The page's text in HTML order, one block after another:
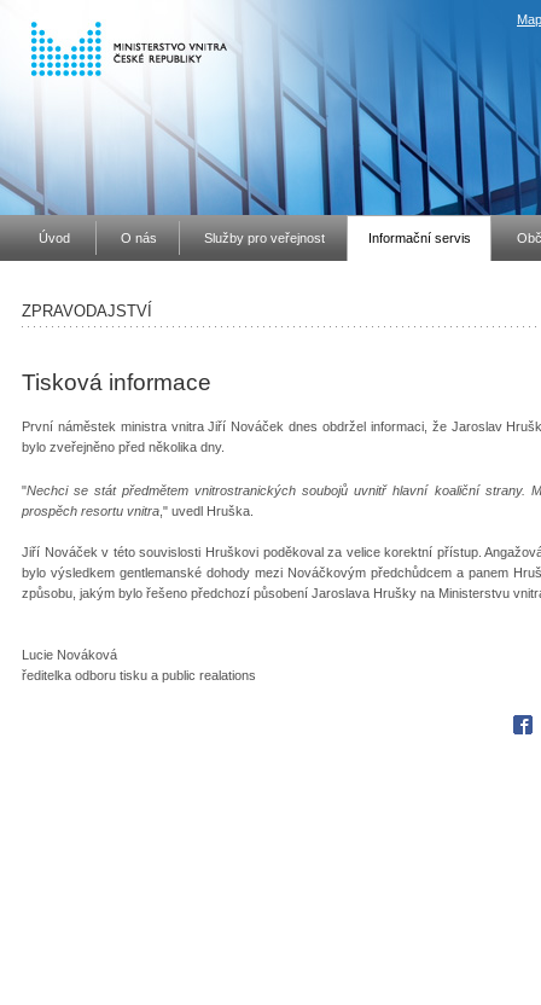
Úvod O nás Služby pro veřejnost Informační servis
ZPRAVODAJSTVÍ
Tisková informace
První náměstek ministra vnitra Jiří Nováček dnes obdržel informaci, že Jaroslav
bylo zveřejněno před několika dny.
"Nechci se stát předmětem vnitrostranických soubojů uvnitř hlavní koaliční strany.
prospěch resortu vnitra ," uvedl Hruška.
Jiří Nováček v této souvislosti Hruškovi poděkoval za velice korektní přístup.
bylo výsledkem gentlemanské dohody mezi Nováčkovým předchůdcem a panem
způsobu, jakým bylo řešeno předchozí působení Jaroslava Hrušky na Ministerstvu
Lucie Nováková
ředitelka odboru tisku a public realations